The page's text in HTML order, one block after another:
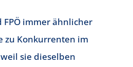
FPÖ immer ähnlicher
zu Konkurrenten im
sie dieselben